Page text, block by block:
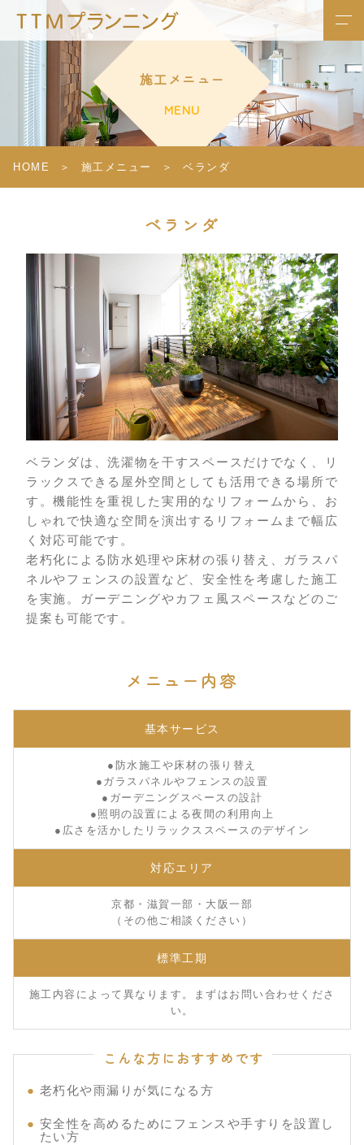
施工メニュー
MENU
HOME 施工メニュー ベランダ
ベランダ
ベランダは、洗濯物を干すスペースだけでなく、リ
ラックスできる屋外空間としても活用できる場所で
す。機能性を重視した実用的なリフォームから、お
しゃれで快適な空間を演出するリフォームまで幅広
く対応可能です。
老朽化による防水処理や床材の張り替え、ガラスパ
ネルやフェンスの設置など、安全性を考慮した施工
を実施。ガーデニングやカフェ風スペースなどのご
提案も可能です。
メニュー内容
基本サービス
●防水施工や床材の張り替え
●ガラスパネルやフェンスの設置
●ガーデニングスペースの設計
●照明の設置による夜間の利用向上
●広さを活かしたリラックススペースのデザイン
対応エリア
京都・滋賀一部・大阪一部
（その他ご相談ください）
標準工期
施工内容によって異なります。まずはお問い合わせくださ
い。
こんな方におすすめです
老朽化や雨漏りが気になる方
安全性を高めるためにフェンスや手すりを設置し
たい方